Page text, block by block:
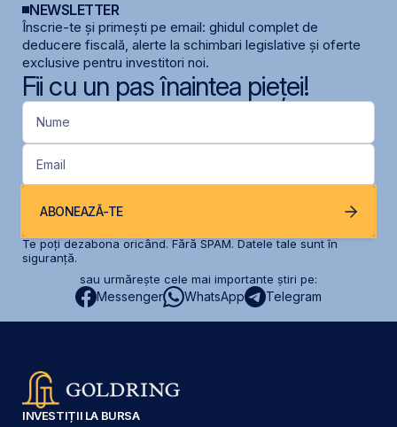
NEWSLETTER
Înscrie-te și primești pe email: ghidul complet de
deducere fiscală, alerte la schimbari legislative și oferte
exclusive pentru investitori noi.
Fii cu un pas înaintea pieței!
Nume
Email
ABONEAZĂ-TE
Te poți dezabona oricând. Fără SPAM. Datele tale sunt în
siguranță.
sau urmărește cele mai importante știri pe:
Messenger WhatsApp Telegram
INVESTIȚII LA BURSA